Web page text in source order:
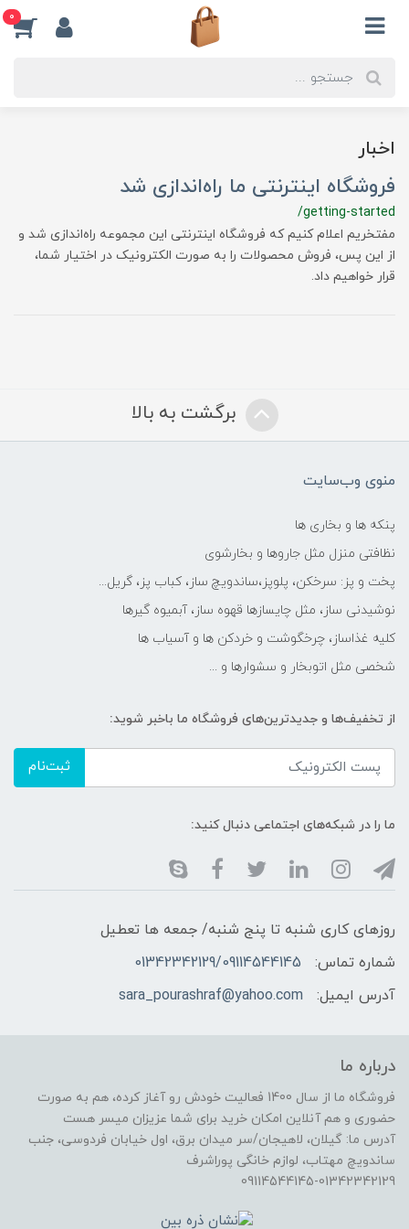
0
اخبار
فروشگاه اینترنتی ما راه‌اندازی شد
/getting-started
مفتخریم اعلام کنیم که فروشگاه اینترنتی این مجموعه راه‌اندازی شد و
از این پس، فروش محصولات را به صورت الکترونیک در اختیار شما،
قرار خواهیم داد.
برگشت به بالا
منوی وب‌سایت
پنکه ها و بخاری ها
نظافتی منزل مثل جاروها و بخارشوی
پخت و پز: سرخکن، پلوپز،ساندویچ ساز، کباب پز، گریل...
نوشیدنی ساز، مثل چایسازها قهوه ساز، آبمیوه گیرها
کلیه غذاساز، چرخگوشت و خردکن ها و آسیاب ها
شخصی مثل اتوبخار و سشوارها و ...
از تخفیف‌ها و جدیدترین‌های فروشگاه ما باخبر شوید:
ثبت‌نام
ما را در شبکه‌های اجتماعی دنبال کنید:
روزهای کاری شنبه تا پنج شنبه/ جمعه ها تعطیل
شماره تماس:
01342342129/09114544145
آدرس ایمیل:
sara_pourashraf@yahoo.com
درباره ما
فروشگاه ما از سال 1400 فعالیت خودش رو آغاز کرده، هم به صورت
حضوری و هم آنلاین امکان خرید برای شما عزیزان میسر هست
آدرس ما: گیلان، لاهیجان/سر میدان برق، اول خیابان فردوسی، جنب
ساندویچ مهتاب، لوازم خانگی پوراشرف
09114544145-01342342129